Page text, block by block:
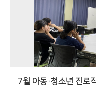
7월 아동·청소년 진로